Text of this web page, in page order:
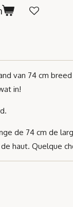
van 74 cm
in!
de 74 cm de
haut. Quelque